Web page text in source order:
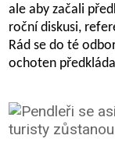
ale aby začali
roční diskusi,
Rád se do té
ochoten